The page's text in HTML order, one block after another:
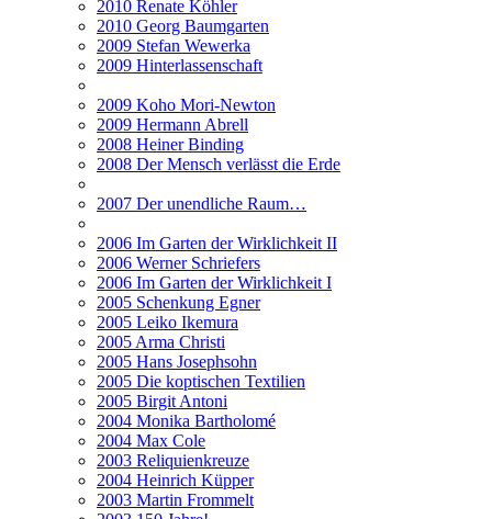
2010 Renate Köhler
2010 Georg Baumgarten
2009 Stefan Wewerka
2009 Hinterlassenschaft
2009 Koho Mori-Newton
2009 Hermann Abrell
2008 Heiner Binding
2008 Der Mensch verlässt die Erde
2007 Der unendliche Raum…
2006 Im Garten der Wirklichkeit II
2006 Werner Schriefers
2006 Im Garten der Wirklichkeit I
2005 Schenkung Egner
2005 Leiko Ikemura
2005 Arma Christi
2005 Hans Josephsohn
2005 Die koptischen Textilien
2005 Birgit Antoni
2004 Monika Bartholomé
2004 Max Cole
2003 Reliquienkreuze
2004 Heinrich Küpper
2003 Martin Frommelt